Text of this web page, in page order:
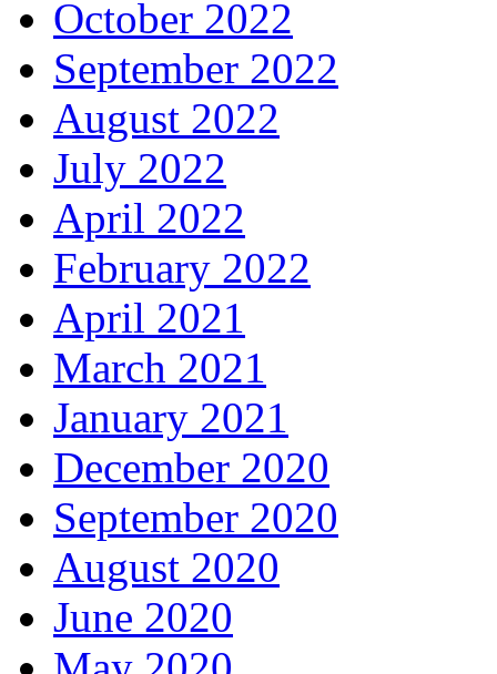
October 2022
September 2022
August 2022
July 2022
April 2022
February 2022
April 2021
March 2021
January 2021
December 2020
September 2020
August 2020
June 2020